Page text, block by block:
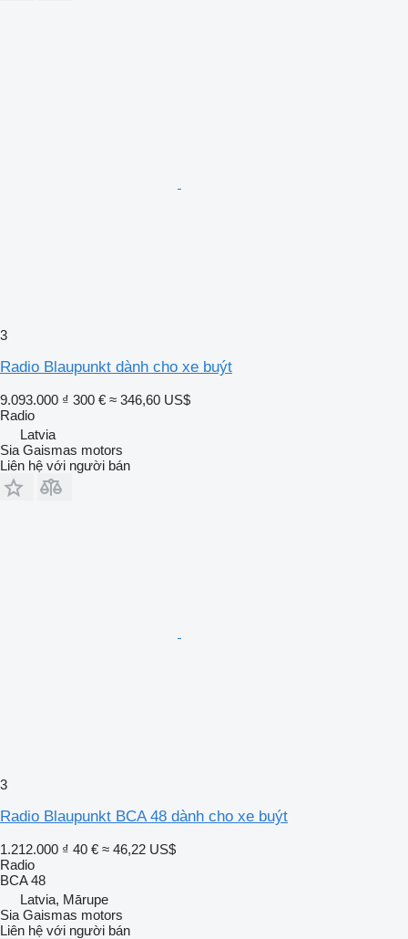
3
Radio Blaupunkt dành cho xe buýt
9.093.000 ₫ 300 € ≈ 346,60 US$
Radio
Latvia
Sia Gaismas motors
Liên hệ với người bán
3
Radio Blaupunkt BCA 48 dành cho xe buýt
1.212.000 ₫ 40 € ≈ 46,22 US$
Radio
BCA 48
Latvia, Mārupe
Sia Gaismas motors
Liên hệ với người bán